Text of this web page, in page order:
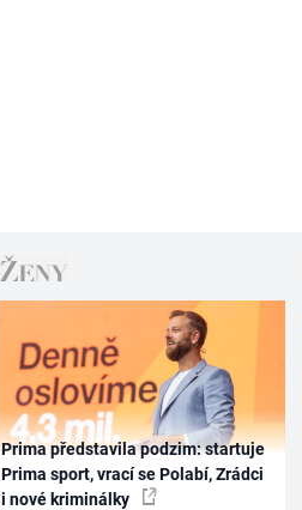
Prima představila podzim: startuje
Prima sport, vrací se Polabí, Zrádci
i nové kriminálky